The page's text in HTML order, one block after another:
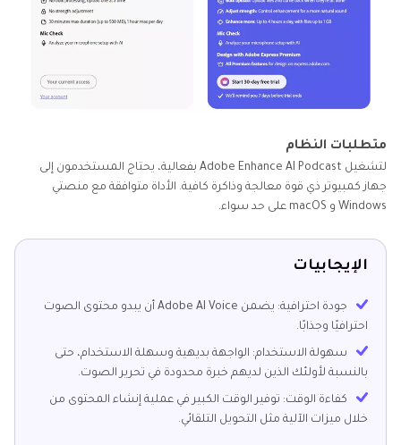
متطلبات النظام
لتشغيل Adobe Enhance AI Podcast بفعالية، يحتاج المستخدمون إلى
جهاز كمبيوتر ذي قوة معالجة وذاكرة كافية. الأداة متوافقة مع منصتي
Windows و macOS على حد سواء.
الإيجابيات
جودة احترافية: يضمن Adobe AI Voice أن يبدو محتوى الصوت
احترافيًا وجذابًا.
سهولة الاستخدام: الواجهة بديهية وسهلة الاستخدام، حتى
بالنسبة لأولئك الذين لديهم خبرة محدودة في تحرير الصوت.
كفاءة الوقت: توفير الوقت الكبير في عملية إنشاء المحتوى من
خلال ميزات الآلية مثل التحويل التلقائي.